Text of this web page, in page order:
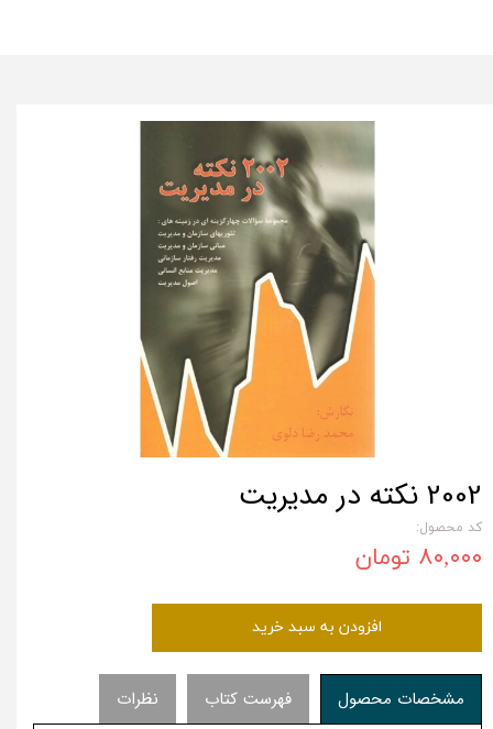
2002 نکته در مدیریت
کد محصول:
۸۰,۰۰۰ تومان
افزودن به سبد خرید
مشخصات محصول فهرست کتاب نظرات